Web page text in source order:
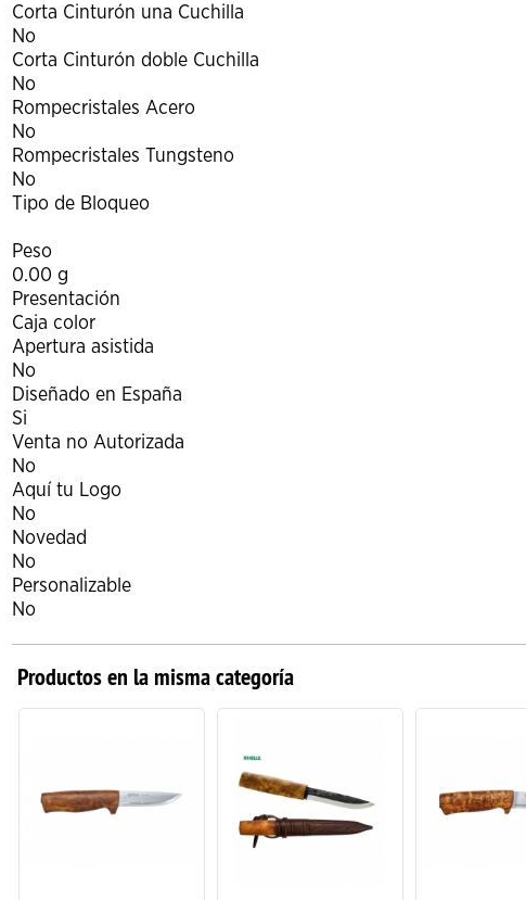
BOKER Mach-1 Damasco 1969 111102DAM**
499.00449.00 €
Corta Cinturón una Cuchilla
No
Corta Cinturón doble Cuchilla
No
Rompecristales Acero
No
Rompecristales Tungsteno
No
Tipo de Bloqueo
Peso
0.00 g
Presentación
Caja color
Apertura asistida
No
Diseñado en España
Si
Venta no Autorizada
No
Aquí tu Logo
No
Novedad
No
Personalizable
No
Productos en la misma categoría